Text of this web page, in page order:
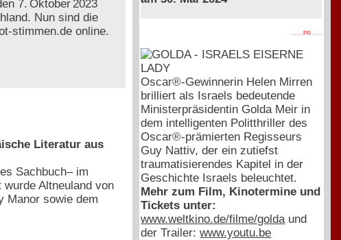
7. Oktober 2023
Nun sind die
stimmen.de online.
Literatur aus
Sachbuch– im
Altneuland von
Manor sowie dem
. . . . PR . . . .
Oscar®-Gewinnerin Helen Mirren
brilliert als Israels bedeutende
Ministerpräsidentin Golda Meir in
dem intelligenten Politthriller des
Oscar®-prämierten Regisseurs
Guy Nattiv, der ein zutiefst
traumatisierendes Kapitel in der
Geschichte Israels beleuchtet.
Mehr zum Film, Kinotermine und
Tickets unter:
www.weltkino.de/filme/golda und
der Trailer:www.youtu.be